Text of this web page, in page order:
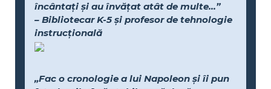
încântați și au învățat atât de multe...”
– Bibliotecar K-5 și profesor de tehnologie
instrucțională
„Fac o cronologie a lui Napoleon și îi pun